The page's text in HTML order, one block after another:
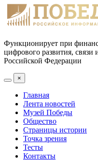
Функционирует при
цифрового развития,
Российской Федерации
×
Главная
Лента новостей
Музей Победы
Общество
Страницы истории
Точка зрения
Тесты
Контакты